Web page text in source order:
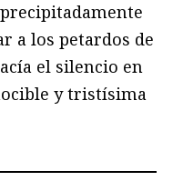
a los petardos de
el silencio en
y tristísima